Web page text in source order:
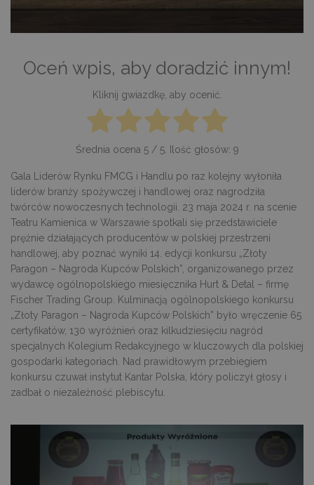
Oceń wpis, aby doradzić innym!
Kliknij gwiazdkę, aby ocenić.
Średnia ocena 5/ 5. Ilość głosów: 9
Gala Liderów Rynku FMCG i Handlu po raz kolejny wyłoniła
liderów branży spożywczej i handlowej oraz nagrodziła
twórców nowoczesnych technologii. 23 maja 2024 r. na scenie
Teatru Kamienica w Warszawie spotkali się przedstawiciele
prężnie działających producentów w polskiej przestrzeni
handlowej, aby poznać wyniki 14. edycji konkursu „Złoty
Paragon – Nagroda Kupców Polskich”, organizowanego przez
wydawcę ogólnopolskiego miesięcznika Hurt & Detal – firmę
Fischer Trading Group. Kulminacją ogólnopolskiego konkursu
„Złoty Paragon – Nagroda Kupców Polskich” było wręczenie 65
certyfikatów, 130 wyróżnień oraz kilkudziesięciu nagród
specjalnych Kolegium Redakcyjnego w kluczowych dla polskiej
gospodarki kategoriach. Nad prawidłowym przebiegiem
konkursu czuwał instytut Kantar Polska, który policzył głosy i
zadbał o niezależność plebiscytu.